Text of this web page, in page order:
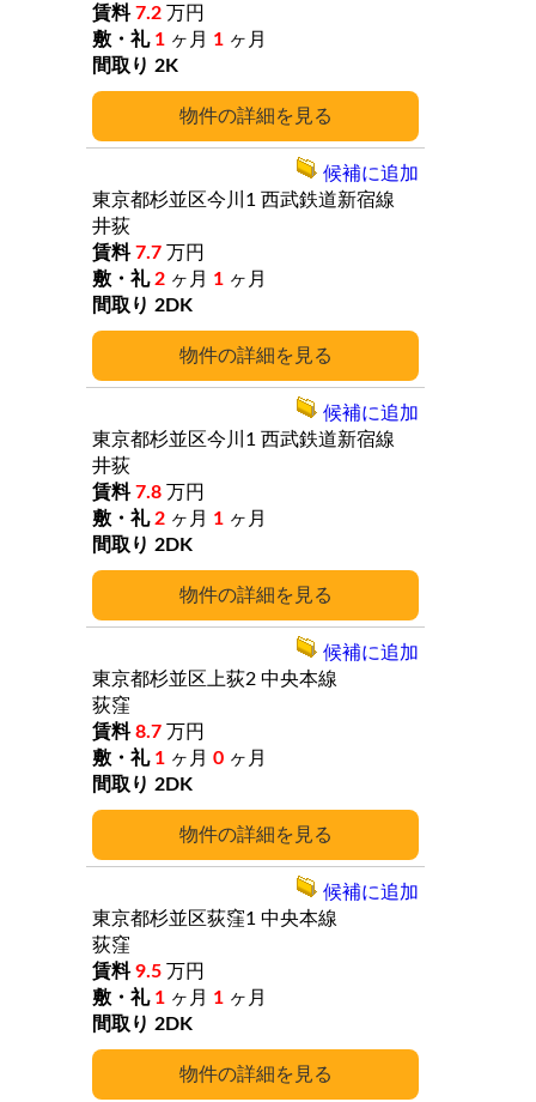
詳細
7.2 万円
1 ヶ月 1 ヶ月
2K
詳細
東京都杉並区今川1 西武鉄道新宿線
井荻
7.7 万円
2 ヶ月 1 ヶ月
2DK
候補に追加
詳細
東京都杉並区今川1 西武鉄道新宿線
井荻
7.8 万円
2 ヶ月 1 ヶ月
2DK
候補に追加
詳細
東京都杉並区上荻2 中央本線
荻窪
8.7 万円
1 ヶ月 0 ヶ月
2DK
候補に追加
詳細
東京都杉並区荻窪1 中央本線
荻窪
9.5 万円
1 ヶ月 1 ヶ月
2DK
候補に追加